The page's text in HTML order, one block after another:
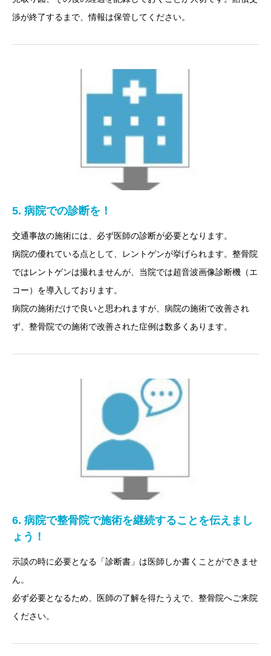
渉が終了するまで、情報は保管してください。
5. 病院での診断を！
交通事故の施術には、必ず医師の診断が必要となります。
病院の優れている点として、レントゲンが挙げられます。整骨院
ではレントゲンは撮れませんが、当院では超音波画像診断機（エ
コー）を導入しております。
病院の施術だけで良いと思われますが、病院の施術で改善され
ず、整骨院での施術で改善された症例は数多くあります。
6. 病院で整骨院で施術を継続することを伝えまし
ょう！
示談の時に必要となる「診断書」は医師しか書くことができませ
ん。
必ず必要となるため、医師の了解を得たうえで、整骨院へご来院
ください。